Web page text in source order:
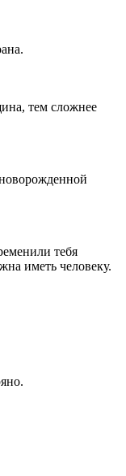
тем сложнее
тебя
иметь человеку.